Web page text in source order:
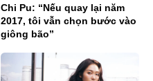
Chi Pu: “Nếu quay lại năm
2017, tôi vẫn chọn bước vào
giông bão”